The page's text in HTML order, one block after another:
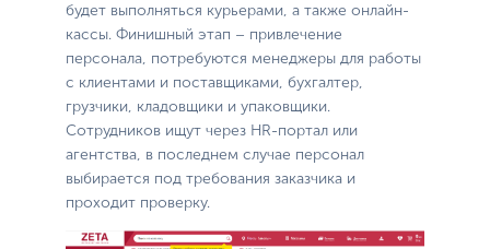
будет выполняться курьерами, а также онлайн-
кассы. Финишный этап – привлечение
персонала, потребуются менеджеры для работы
с клиентами и поставщиками, бухгалтер,
грузчики, кладовщики и упаковщики.
Сотрудников ищут через HR-портал или
агентства, в последнем случае персонал
выбирается под требования заказчика и
проходит проверку.